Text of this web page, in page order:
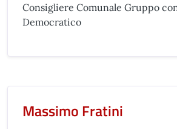
Consigliere Comunale Gruppo
Democratico
Massimo Fratini